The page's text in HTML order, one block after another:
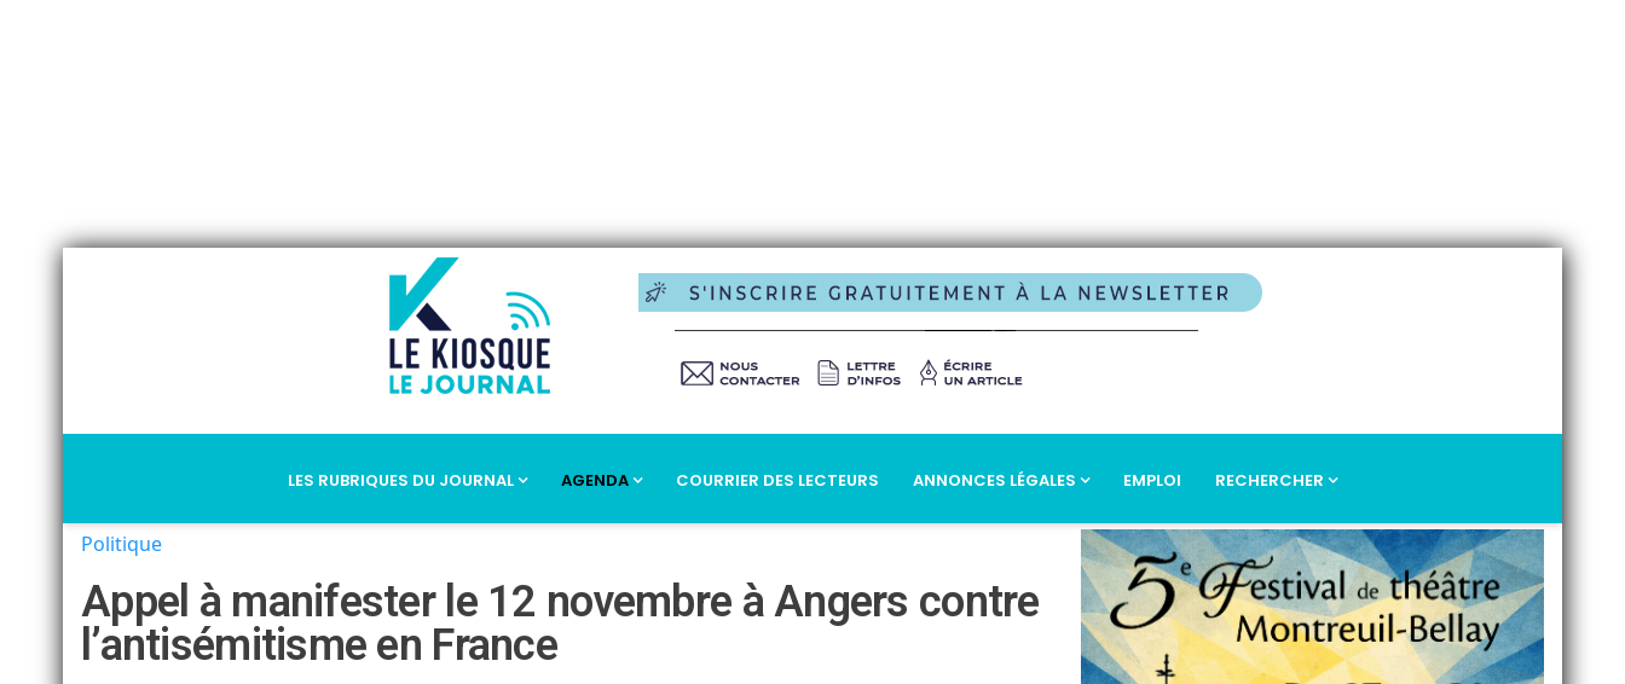
LES RUBRIQUES DU JOURNAL AGENDA COURRIER DES LECTEURS ANNONCES LÉGALES EMPLOI RECHERCHER
Politique
Appel à manifester le 12 novembre à Angers contre
l’antisémitisme en France